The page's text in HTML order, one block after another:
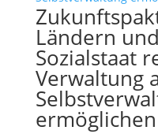
Ländern
Sozialstaat
Verwaltung
ermöglichen